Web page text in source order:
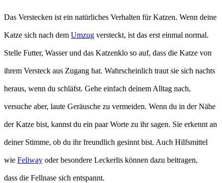
Das Verstecken ist ein natürliches Verhalten für Katzen. Wenn deine
Katze sich nach dem Umzug versteckt, ist das erst einmal normal.
Stelle Futter, Wasser und das Katzenklo so auf, dass die Katze von
ihrem Versteck aus Zugang hat. Wahrscheinlich traut sie sich nachts
heraus, wenn du schläfst. Gehe einfach deinem Alltag nach,
versuche aber, laute Geräusche zu vermeiden. Wenn du in der Nähe
der Katze bist, kannst du ein paar Worte zu ihr sagen. Sie erkennt an
deiner Stimme, ob du ihr freundlich gesinnt bist. Auch Hilfsmittel
wie Feliway oder besondere Leckerlis können dazu beitragen,
dass die Fellnase sich entspannt.